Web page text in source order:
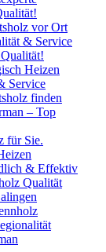
vor Ort
& Service
Heizen
Service
finden
– Top
für Sie.
& Effektiv
Qualität